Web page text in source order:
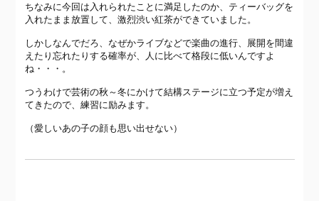
ちなみに今回は入れられたことに満足したのか、ティーバッグを
入れたまま放置して、激烈渋い紅茶ができていました。
しかしなんでだろ、なぜかライブなどで楽曲の進行、展開を間違
えたり忘れたりする確率が、人に比べて格段に低いんですよ
ね・・・。
つうわけで芸術の秋～冬にかけて結構ステージに立つ予定が増え
てきたので、練習に励みます。
（愛しいあの子の顔も思い出せない）